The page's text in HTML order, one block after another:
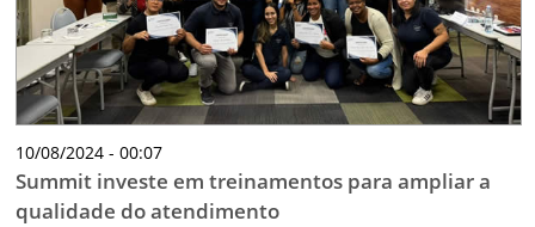
10/08/2024 - 00:07
Summit investe em treinamentos para ampliar a
qualidade do atendimento